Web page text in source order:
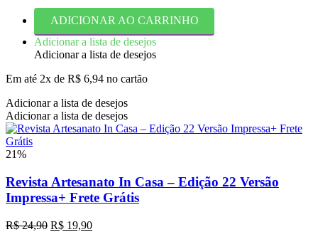
original
era:
R$ 19,90.
atual
é:
R$ 12,90.
ADICIONAR AO CARRINHO
Adicionar a lista de desejos
Adicionar a lista de desejos
Em até 2x de R$ 6,94 no cartão
Adicionar a lista de desejos
Adicionar a lista de desejos
21%
Revista Artesanato In Casa – Edição 22 Versão
Impressa+ Frete Grátis
R$24,90 O
R$ 19,90O